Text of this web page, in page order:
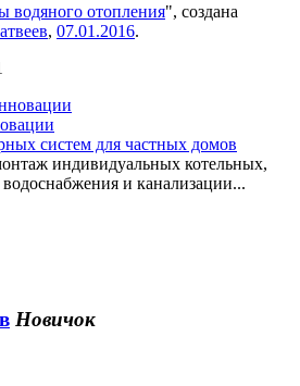
водяного отопления", создана
, 07.01.2016.
систем для частных домов
индивидуальных котельных,
и канализации...
Новичок